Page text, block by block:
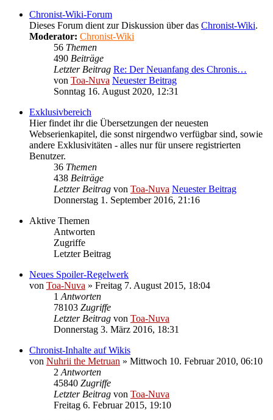
Chronist-Wiki-Forum
Dieses Forum dient zur Diskussion über das Chronist-Wiki.
Moderator: Chronist-Wiki
56 Themen
490 Beiträge
Letzter Beitrag Re: Der Neuanfang des Chronis…
von Toa-Nuva Neuester Beitrag
Sonntag 16. August 2020, 12:31
Exklusivbereich
Hier findet ihr die Übersetzungen der neuesten
Webserienkapitel, die sonst nirgendwo verfügbar sind, sowie
andere Exklusivitäten - alles nur für unsere registrierten
Benutzer.
36 Themen
438 Beiträge
Letzter Beitrag von Toa-Nuva Neuester Beitrag
Donnerstag 1. September 2016, 21:16
Aktive Themen
Antworten
Zugriffe
Letzter Beitrag
Neues Spoiler-Regelwerk
von Toa-Nuva » Freitag 7. August 2015, 18:04
1 Antworten
78103 Zugriffe
Letzter Beitrag von Toa-Nuva
Donnerstag 3. März 2016, 18:31
Chronist-Inhalte auf Wikis
von Nuhrii the Metruan » Mittwoch 10. Februar 2010, 06:10
2 Antworten
45840 Zugriffe
Letzter Beitrag von Toa-Nuva
Freitag 6. Februar 2015, 19:10